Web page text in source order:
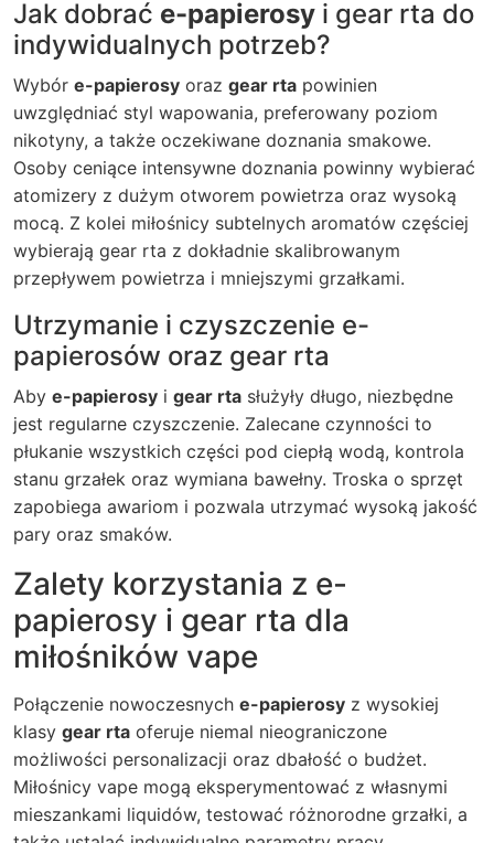
Jak dobrać e-papierosy i gear rta do
indywidualnych potrzeb?
Wybór e-papierosy oraz gear rta powinien
uwzględniać styl wapowania, preferowany poziom
nikotyny, a także oczekiwane doznania smakowe.
Osoby ceniące intensywne doznania powinny wybierać
atomizery z dużym otworem powietrza oraz wysoką
mocą. Z kolei miłośnicy subtelnych aromatów częściej
wybierają gear rta z dokładnie skalibrowanym
przepływem powietrza i mniejszymi grzałkami.
Utrzymanie i czyszczenie e-
papierosów oraz gear rta
Aby e-papierosy i gear rta służyły długo, niezbędne
jest regularne czyszczenie. Zalecane czynności to
płukanie wszystkich części pod ciepłą wodą, kontrola
stanu grzałek oraz wymiana bawełny. Troska o sprzęt
zapobiega awariom i pozwala utrzymać wysoką jakość
pary oraz smaków.
Zalety korzystania z e-
papierosy i gear rta dla
miłośników vape
Połączenie nowoczesnych e-papierosy z wysokiej
klasy gear rta oferuje niemal nieograniczone
możliwości personalizacji oraz dbałość o budżet.
Miłośnicy vape mogą eksperymentować z własnymi
mieszankami liquidów, testować różnorodne grzałki, a